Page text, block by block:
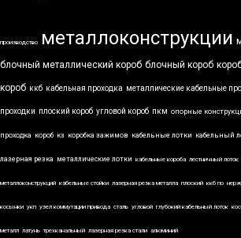
производство металлоконструкции
блочный металлический короб блочный короб
короб ккб кабельная проходка металлические кабельные
проходки плоский короб угловой короб пкм опорные
проходка короб кз коробка зажимов кабельные лотки кабельный
лазерная резка металлические лотки кабельные короба лестничный лоток
металлоконструкций кабельные стойки лазерная резка металла плоский ккб по
косынки укп узел коммутации привода сталь угловой глубокий кабельный лоток
металл латунь трехканальный лазерная резка стали алюминий